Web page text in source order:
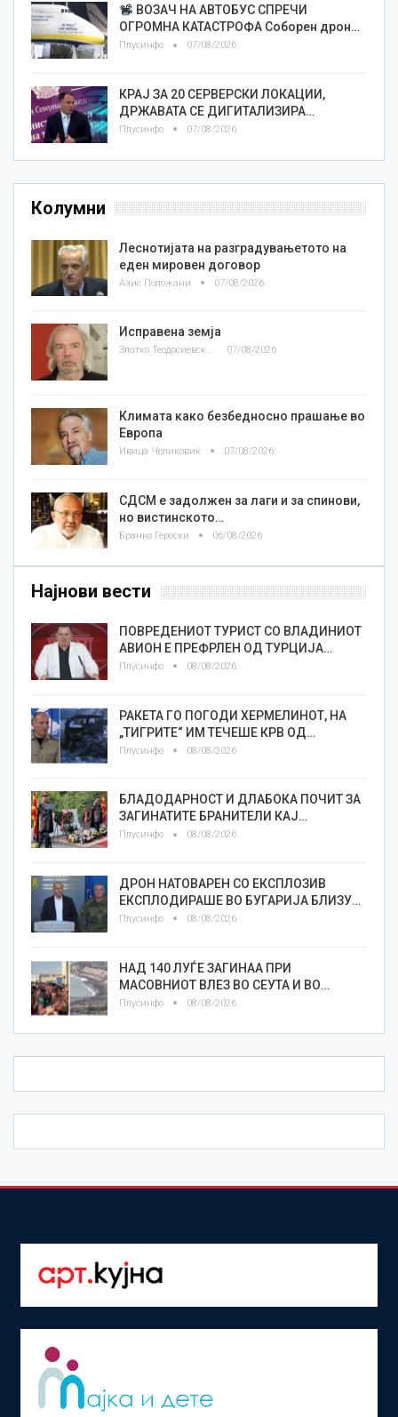
ВОЗАЧ НА АВТОБУС СПРЕЧИ
ОГРОМНА КАТАСТРОФА Соборен дрон…
Плусинфо 07/08/2026
КРАЈ ЗА 20 СЕРВЕРСКИ ЛОКАЦИИ,
ДРЖАВАТА СЕ ДИГИТАЛИЗИРА…
Плусинфо 07/08/2026
Колумни
Леснотијата на разградувањетото на
еден мировен договор
Азис Положани 07/08/2026
Исправена земја
Златко Теодосиевски 07/08/2026
Климата како безбедносно прашање во
Европа
Ивица Челиковиќ 07/08/2026
СДСМ е задолжен за лаги и за спинови,
но вистинското…
Бранко Героски 06/08/2026
Најнови вести
ПОВРЕДЕНИОТ ТУРИСТ СО ВЛАДИНИОТ
АВИОН Е ПРЕФРЛЕН ОД ТУРЦИЈА…
Плусинфо 08/08/2026
РАКЕТА ГО ПОГОДИ ХЕРМЕЛИНОТ, НА
„ТИГРИТЕ“ ИМ ТЕЧЕШЕ КРВ ОД…
Плусинфо 08/08/2026
БЛАДОДАРНОСТ И ДЛАБОКА ПОЧИТ ЗА
ЗАГИНАТИТЕ БРАНИТЕЛИ КАЈ…
Плусинфо 08/08/2026
ДРОН НАТОВАРЕН СО ЕКСПЛОЗИВ
ЕКСПЛОДИРАШЕ ВО БУГАРИЈА БЛИЗУ…
Плусинфо 08/08/2026
НАД 140 ЛУЃЕ ЗАГИНАА ПРИ
МАСОВНИОТ ВЛЕЗ ВО СЕУТА И ВО…
Плусинфо 08/08/2026